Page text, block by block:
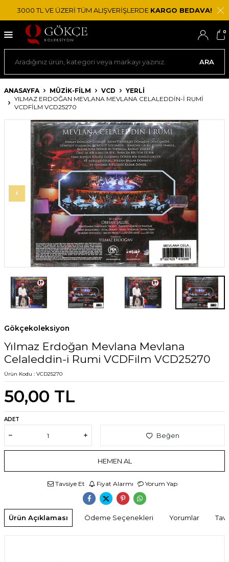
3000 TL VE ÜZERİ TÜM ALIŞVERİŞLERDE KARGO BEDAVA!
ARA
0
ANASAYFA MÜZİK-FİLM VCD
YERLI
YILMAZ ERDOĞAN MEVLANA MEVLANA CELALEDDIN-I RUMI
VCDFILM VCD25270
Gökçekoleksiyon
Yılmaz Erdoğan Mevlana Mevlana
Celaleddin-i Rumi VCDFilm VCD25270
Ürün Kodu : VCD25270
50,00 TL
ADET
Beğen
HEMEN AL
Tavsiye Et Fiyat Alarmı Yorum Yap
Ürün Açıklaması Ödeme Seçenekleri Yorumlar